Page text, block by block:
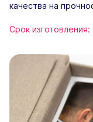
качества на
Срок